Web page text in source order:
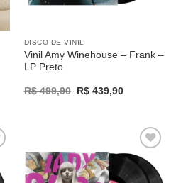
DISCO DE VINIL
Vinil Amy Winehouse – Frank –
LP Preto
R$499,90
Original
R$439,90Current
Adicionar
a lista de
desejos